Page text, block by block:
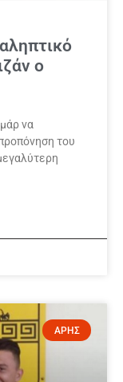
ο
να
του
ΑΡΗΣ